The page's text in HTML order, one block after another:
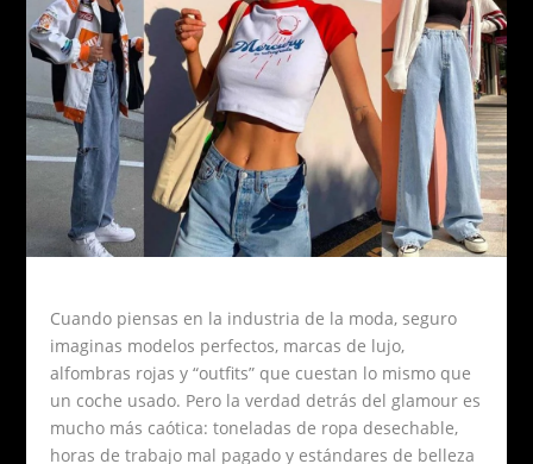
Cuando piensas en la industria de la moda, seguro
imaginas modelos perfectos, marcas de lujo,
alfombras rojas y “outfits” que cuestan lo mismo que
un coche usado. Pero la verdad detrás del glamour es
mucho más caótica: toneladas de ropa desechable,
horas de trabajo mal pagado y estándares de belleza